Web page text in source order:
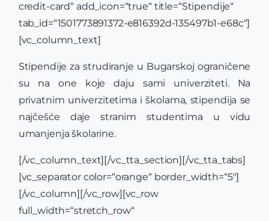
credit-card“ add_icon=“true“ title=“Stipendije“
tab_id=“1501773891372-e816392d-135497b1-e68c“]
[vc_column_text]
Stipendije za strudiranje u Bugarskoj ograničene
su na one koje daju sami univerziteti. Na
privatnim univerzitetima i školama, stipendija se
najčešće daje stranim studentima u vidu
umanjenja školarine.
[/vc_column_text][/vc_tta_section][/vc_tta_tabs]
[vc_separator color=“orange“ border_width=“5″]
[/vc_column][/vc_row][vc_row
full_width=“stretch_row“